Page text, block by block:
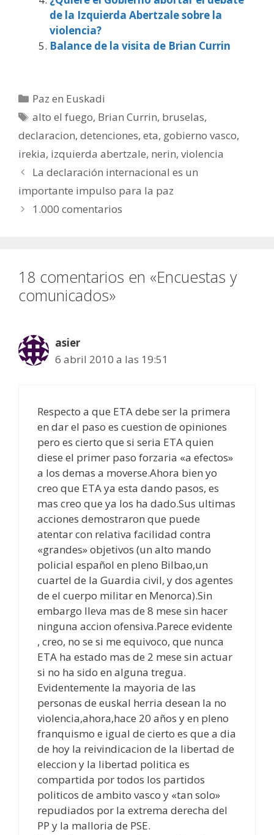
de la Izquierda Abertzale sobre la
violencia?
Balance de la visita de Brian Currin
Categorías
Paz en Euskadi
Etiquetas
alto el fuego, Brian Currin, bruselas,
declaracion, detenciones, eta, gobierno vasco,
irekia, izquierda abertzale, nerin, violencia
La declaración internacional es un
importante impulso para la paz
1.000 comentarios
18 comentarios en «Encuestas y
comunicados»
asier
6 abril 2010 a las 19:51
Respecto a que ETA debe ser la primera
en dar el paso es cuestion de opiniones
pero es cierto que si seria ETA quien
diese el primer paso forzaria «a efectos»
a los demas a moverse.Ahora bien yo
creo que ETA ya esta dando pasos, es
mas creo que ya los ha dado.Sus ultimas
acciones demostraron que puede
atentar con relativa facilidad contra
«grandes» objetivos (un alto mando
policial español en pleno Bilbao,un
cuartel de la Guardia civil, y dos agentes
de el cuerpo militar en Menorca).Sin
embargo lleva mas de 8 mese sin hacer
ninguna accion ofensiva.Parece evidente
, creo, no se si me equivoco, que nunca
ETA ha estado mas de 2 mese sin actuar
si no ha sido en alguna tregua.
Evidentemente la mayoria de las
personas de euskal herria desean la no
violencia,ahora,hace 20 años y en pleno
franquismo e igual de cierto es que a dia
de hoy la reivindicacion de la libertad de
eleccion y la libertad politica es
compartida por todos los partidos
politicos de ambito vasco y «tan solo»
repudiados por la extrema derecha del
PP y la malloria de PSE.